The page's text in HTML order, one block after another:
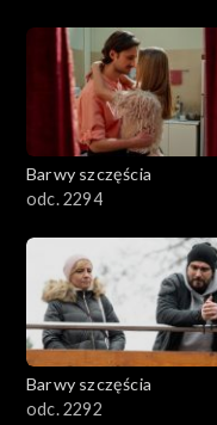
2201–2300
2101–2200
2001–2100
1801–1900
1701–1800
1601–1700
Barwy szczęścia
odc. 2294
Barwy szczęścia
odc. 2292